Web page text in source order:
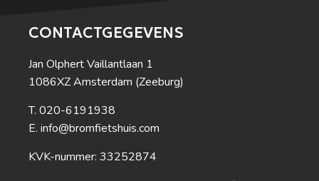
CONTACTGEGEVENS
Jan Olphert Vaillantlaan 1
1086XZ Amsterdam (Zeeburg)
020-6191938
info@bromfietshuis.com
KVK-nummer: 33252874